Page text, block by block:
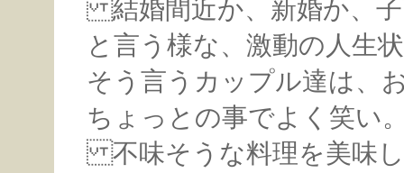
結婚間近か、新婚か、子
と言う様な、激動の人生
そう言うカップル達は、
ちょっとの事でよく笑い
不味そうな料理を美味